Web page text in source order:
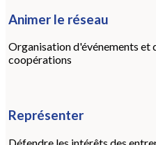
Animer le réseau
Organisation d'événements et
coopérations
Représenter
Défendre les intérêts des